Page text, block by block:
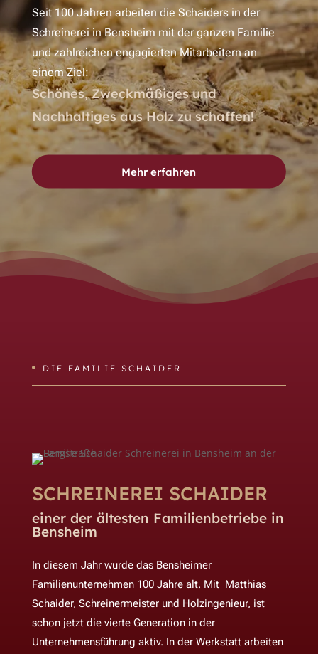
Seit 100 Jahren arbeiten die Schaiders in der
Schreinerei in Bensheim mit der ganzen Familie
und zahlreichen engagierten Mitarbeitern an
einem Ziel:
Schönes, Zweckmäßiges und
Nachhaltiges aus Holz zu schaffen!
Mehr erfahren
 DIE FAMILIE SCHAIDER
SCHREINEREI SCHAIDER
einer der ältesten Familienbetriebe in
Bensheim
In diesem Jahr wurde das Bensheimer
Familienunternehmen 100 Jahre alt. Mit Matthias
Schaider, Schreinermeister und Holzingenieur, ist
schon jetzt die vierte Generation in der
Unternehmensführung aktiv. In der Werkstatt arbeiten